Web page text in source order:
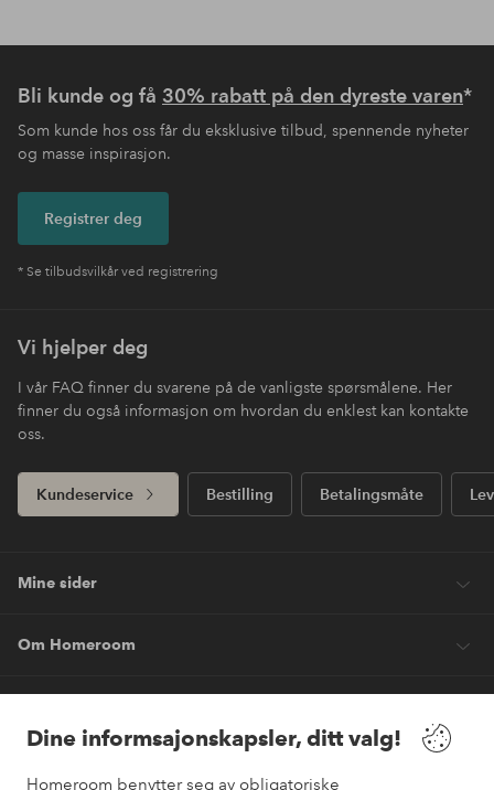
Dine informsajonskapsler, ditt valg!
Homeroom benytter seg av obligatoriske
Bli kunde og få 30% rabatt på den dyreste varen*
Som kunde hos oss får du eksklusive tilbud, spennende nyheter
og masse inspirasjon.
Registrer deg
* Se tilbudsvilkår ved registrering
Vi hjelper deg
I vår FAQ finner du svarene på de vanligste spørsmålene. Her
finner du også informasjon om hvordan du enklest kan kontakte
oss.
Kundeservice Bestilling Betalingsmåte
Mine sider
Om Homeroom